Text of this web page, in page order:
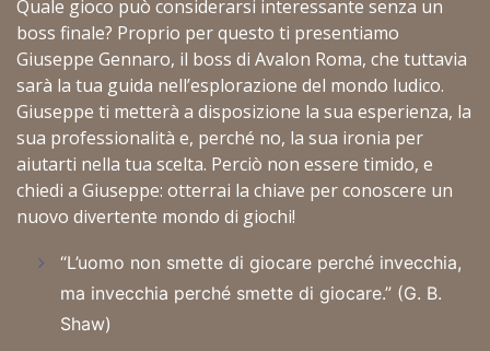
Quale gioco può considerarsi interessante senza un
boss finale? Proprio per questo ti presentiamo
Giuseppe Gennaro, il boss di Avalon Roma, che tuttavia
sarà la tua guida nell’esplorazione del mondo ludico.
Giuseppe ti metterà a disposizione la sua esperienza, la
sua professionalità e, perché no, la sua ironia per
aiutarti nella tua scelta. Perciò non essere timido, e
chiedi a Giuseppe: otterrai la chiave per conoscere un
nuovo divertente mondo di giochi!
“L’uomo non smette di giocare perché invecchia,
ma invecchia perché smette di giocare.” (G. B.
Shaw)